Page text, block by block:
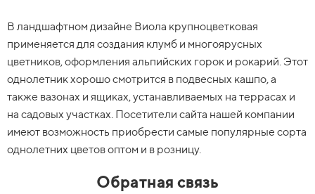
В ландшафтном дизайне Виола крупноцветковая
применяется для создания клумб и многоярусных
цветников, оформления альпийских горок и рокарий. Этот
однолетник хорошо смотрится в подвесных кашпо, а
также вазонах и ящиках, устанавливаемых на террасах и
на садовых участках. Посетители сайта нашей компании
имеют возможность приобрести самые популярные сорта
однолетних цветов оптом и в розницу.
Обратная связь